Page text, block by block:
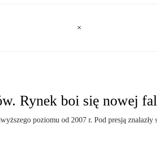
Rynek boi się nowej
poziomu od 2007 r. Pod presją